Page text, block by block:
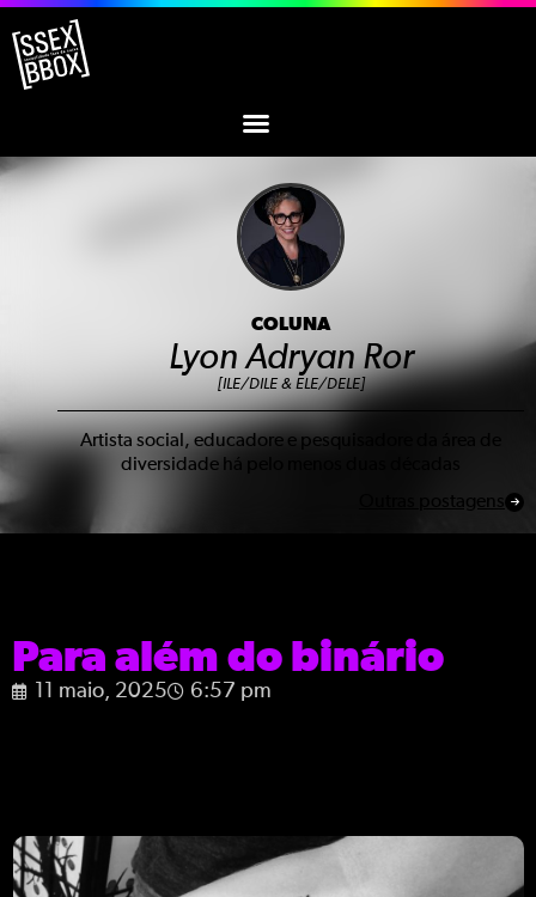
COLUNA
Lyon Adryan Ror
[ILE/DILE & ELE/DELE]
Artista social, educadore e pesquisadore da área de
diversidade há pelo menos duas décadas
Outras postagens
Para além do binário
11 maio, 2025 6:57 pm